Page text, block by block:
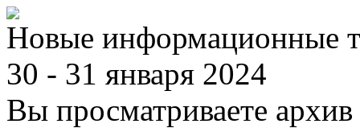
Новые информационные
30 - 31 января 2024
Вы просматриваете